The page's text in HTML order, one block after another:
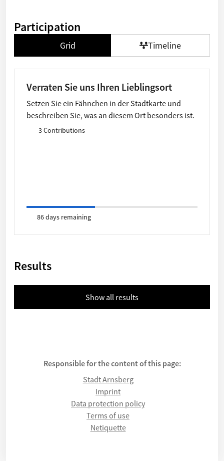
Participation
Grid Timeline
Verraten Sie uns Ihren Lieblingsort
Setzen Sie ein Fähnchen in der Stadtkarte und
beschreiben Sie, was an diesem Ort besonders ist.
3 Contributions
86 days remaining
Results
Show all results
Responsible for the content of this page:
Stadt Arnsberg
Imprint
Data protection policy
Terms of use
Netiquette